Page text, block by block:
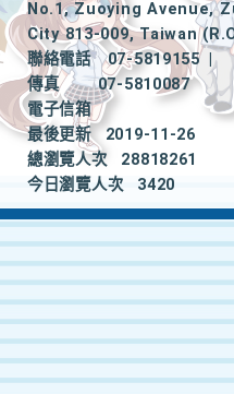
No.1, Zuoying Avenue,
City 813-009, Taiwan
聯絡電話
07-5819155
|
傳真
07-5810087
電子信箱
最後更新
2019-11-26
總瀏覽人次
28818261
今日瀏覽人次
3420